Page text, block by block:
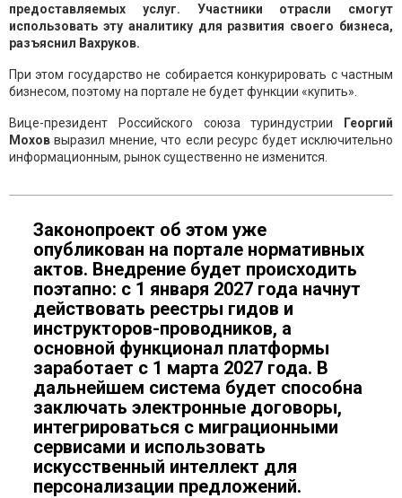
предоставляемых услуг. Участники отрасли смогут
использовать эту аналитику для развития своего бизнеса,
разъяснил Вахруков.
При этом государство не собирается конкурировать с частным
бизнесом, поэтому на портале не будет функции «купить».
Вице-президент Российского союза туриндустрии
Георгий
Моховвыразил мнение, что если ресурс будет исключительно
информационным, рынок существенно не изменится.
Законопроект об этом уже
опубликован на портале нормативных
актов. Внедрение будет происходить
поэтапно: с 1 января 2027 года начнут
действовать реестры гидов и
инструкторов-проводников, а
основной функционал платформы
заработает с 1 марта 2027 года. В
дальнейшем система будет способна
заключать электронные договоры,
интегрироваться с миграционными
сервисами и использовать
искусственный интеллект для
персонализации предложений.